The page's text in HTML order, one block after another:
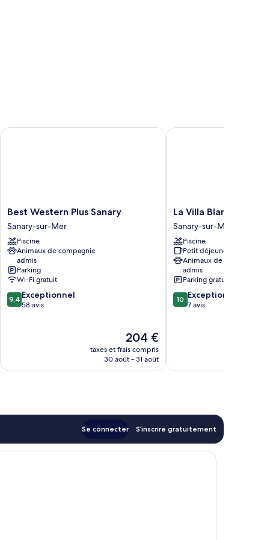
Best
Western
Plus
Sanary
Sanary-
sur-
Mer
Best Western Plus Sanary
Sanary-sur-Mer
Piscine
Animaux de compagnie
admis
Parking
Wi-Fi gratuit
9.4
sur
9,4 Exceptionnel
58 avis
Le
nouveau
prix
204 €
taxes et frais compris
30 août - 31 août
Best Western Plus Sanary
La
Villa
Blanche
Sanary-
sur-
Mer
La Villa Blanche
Sanary-sur-Mer
Piscine
Petit déjeuner gratuit
Animaux de compagnie
admis
Parking gratuit
10.0
sur
10 Exceptionnel
7 avis
La Villa Blanche
Se connecter S’inscrire gratuitement